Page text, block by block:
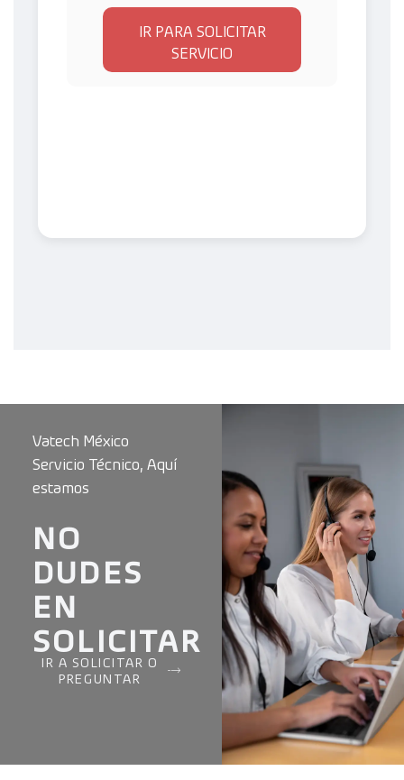
IR PARA SOLICITAR
SERVICIO
Vatech México
Servicio Técnico, Aquí
estamos
NO
DUDES
EN
SOLICITAR
IR A SOLICITAR O
PREGUNTAR